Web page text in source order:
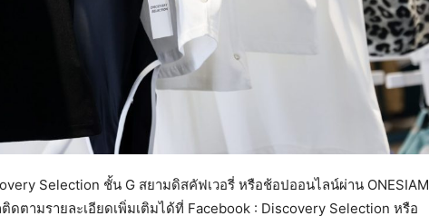
Selection ชั้น G สยามดิสคัฟเวอรี่ หรือช้อปออนไลน์ผ่าน ONESIAM
ตามรายละเอียดเพิ่มเติมได้ที่ Facebook : Discovery Selection หรือ